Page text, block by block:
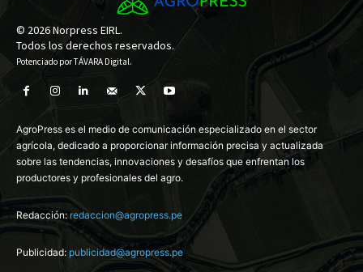
© 2026 Norpress EIRL.
Todos los derechos reservados.
Potenciado porTÁVARA Digital.
AgroPress es el medio de comunicación especializado en el sector
agrícola, dedicado a proporcionar información precisa y actualizada
sobre las tendencias, innovaciones y desafíos que enfrentan los
productores y profesionales del agro.
Redacción:redaccion@agropress.pe
Publicidad: publicidad@agropress.pe